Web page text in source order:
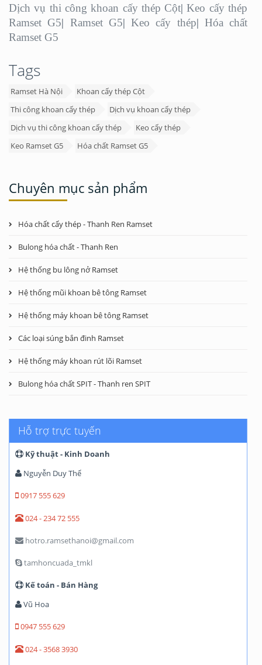
Dịch vụ thi công khoan cấy thép Cột|Keo cấy thép
Ramset G5| Ramset G5| Keo cấy thép| Hóa chất
Ramset G5
Tags
Ramset Hà Nội
Khoan cấy thép Cột
Thi công khoan cấy thép
Dịch vụ khoan cấy thép
Dịch vụ thi công khoan cấy thép
Keo cấy thép
Keo Ramset G5
Hóa chất Ramset G5
Chuyên mục sản phẩm
Hóa chất cấy thép - Thanh Ren Ramset
Bulong hóa chất - Thanh Ren
Hệ thống bu lông nở Ramset
Hệ thống mũi khoan bê tông Ramset
Hệ thống máy khoan bê tông Ramset
Các loại súng bắn đinh Ramset
Hệ thống máy khoan rút lõi Ramset
Bulong hóa chất SPIT - Thanh ren SPIT
Hỗ trợ trực tuyến
Kỹ thuật - Kinh Doanh
Nguyễn Duy Thể
0917 555 629
024 - 234 72 555
hotro.ramsethanoi@gmail.com
tamhoncuada_tmkl
Kế toán - Bán Hàng
Vũ Hoa
0947 555 629
024 - 3568 3930